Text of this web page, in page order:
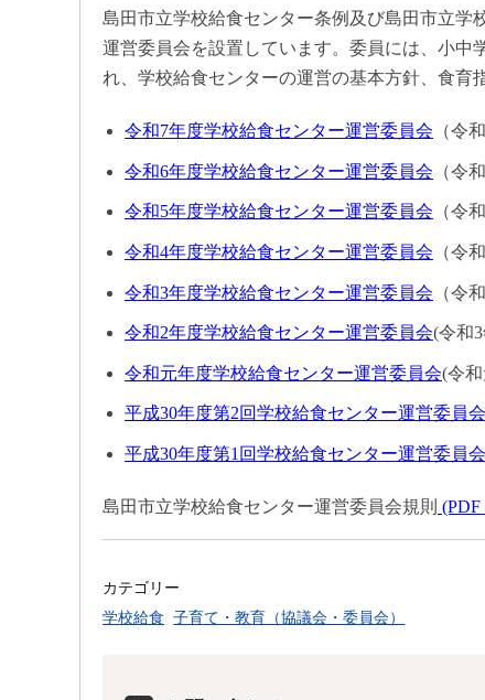
島田市立学校給食センター条例及び島田市立学
運営委員会を設置しています。委員には、小中
れ、学校給食センターの運営の基本方針、食育
令和7年度学校給食センター運営委員会 （令
令和6年度学校給食センター運営委員会 （令
令和5年度学校給食センター運営委員会 （令
令和4年度学校給食センター運営委員会 （令
令和3年度学校給食センター運営委員会 （令
令和2年度学校給食センター運営委員会(令和
令和元年度学校給食センター運営委員会(令
平成30年度第2回学校給食センター運営委員会
平成30年度第1回学校給食センター運営委員会
島田市立学校給食センター運営委員会規則 (PDF
カテゴリー
学校給食 子育て・教育（協議会・委員会）